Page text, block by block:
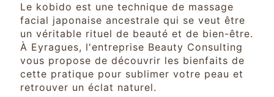
Le kobido est une technique de massage
facial japonaise ancestrale qui se veut être
un véritable rituel de beauté et de bien-être.
À Eyragues, l'entreprise Beauty Consulting
vous propose de découvrir les bienfaits de
cette pratique pour sublimer votre peau et
retrouver un éclat naturel.